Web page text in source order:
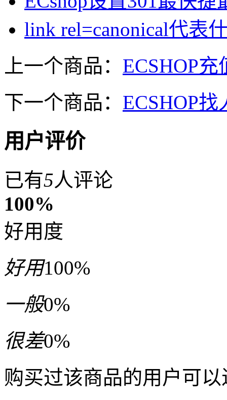
link rel=canonical代表
上一个商品： ECSHOP
下一个商品： ECSHOP
用户评价
已有5人评论
100%
好用度
好用100%
一般0%
很差0%
购买过该商品的用户可